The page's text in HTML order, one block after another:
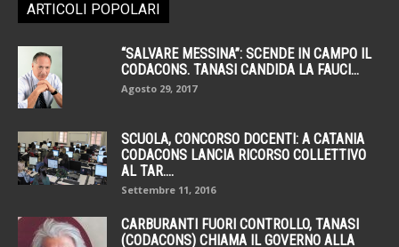
ARTICOLI POPOLARI
“SALVARE MESSINA”: SCENDE IN CAMPO IL
CODACONS. TANASI CANDIDA LA FAUCI...
Agosto 29, 2017
SCUOLA, CONCORSO DOCENTI: A CATANIA
CODACONS LANCIA RICORSO COLLETTIVO
AL TAR....
Settembre 11, 2016
CARBURANTI FUORI CONTROLLO, TANASI
(CODACONS) CHIAMA IL GOVERNO ALLA